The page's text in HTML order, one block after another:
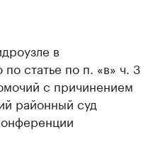
в
статье по п. «в» ч. 3
с причинением
районный суд